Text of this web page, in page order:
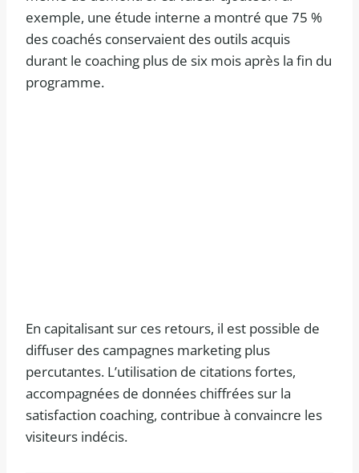
exemple, une étude interne a montré que 75 %
des coachés conservaient des outils acquis
durant le coaching plus de six mois après la fin du
programme.
En capitalisant sur ces retours, il est possible de
diffuser des campagnes marketing plus
percutantes. L’utilisation de citations fortes,
accompagnées de données chiffrées sur la
satisfaction coaching, contribue à convaincre les
visiteurs indécis.